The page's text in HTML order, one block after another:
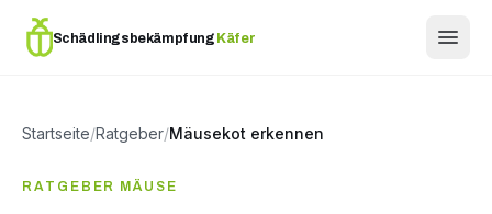
Schädlingsbekämpfung Käfer
Startseite/Ratgeber/Mäusekot erkennen
RATGEBER MÄUSE